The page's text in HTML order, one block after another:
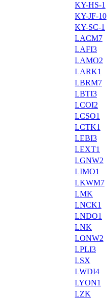
KY-HS-1
KY-JF-10
KY-SC-1
LACM7
LAFI3
LAMO2
LARK1
LBRM7
LBTI3
LCOI2
LCSO1
LCTK1
LEBI3
LEXT1
LGNW2
LIMO1
LKWM7
LMK
LNCK1
LNDO1
LNK
LONW2
LPLI3
LSX
LWDI4
LYON1
LZK